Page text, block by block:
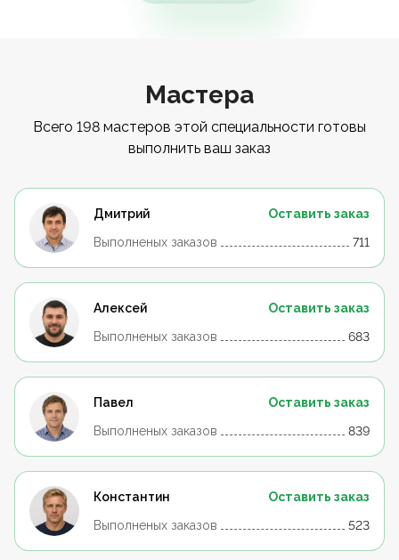
Мастера
Всего 198 мастеров этой специальности готовы
выполнить ваш заказ
Дмитрий
Оставить заказ
Выполненых заказов
711
Алексей
Оставить заказ
Выполненых заказов
683
Павел
Оставить заказ
Выполненых заказов
839
Константин
Оставить заказ
Выполненых заказов
523